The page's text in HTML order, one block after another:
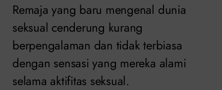
Remaja yang baru mengenal dunia
seksual cenderung kurang
berpengalaman dan tidak terbiasa
dengan sensasi yang mereka alami
selama aktifitas seksual.